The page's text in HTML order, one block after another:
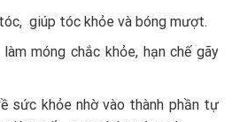
giúp tóc khỏe và bóng mượt.
móng chắc khỏe, hạn chế gãy
sức khỏe nhờ vào thành phần tự